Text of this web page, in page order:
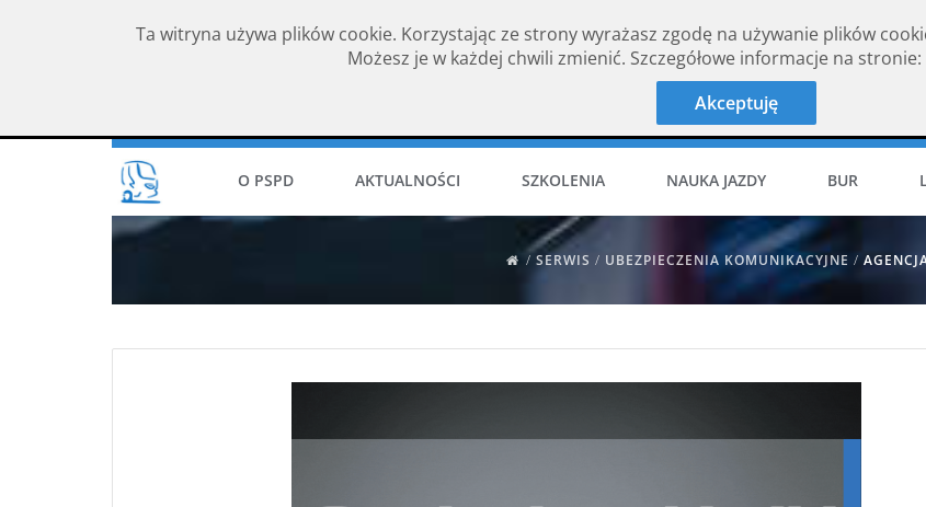
O PSPD AKTUALNOŚCI SZKOLENIA NAUKA JAZDY BUR
/SERWIS / UBEZPIECZENIA KOMUNIKACYJNE /
Ta witryna używa plików cookie. Korzystając ze strony wyrażasz zgodę na używanie plików
Możesz je w każdej chwili zmienić. Szczegółowe informacje na stronie:
Akceptuję